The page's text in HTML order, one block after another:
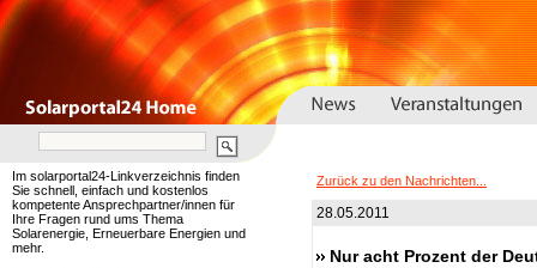
Im solarportal24-Linkverzeichnis finden
Sie schnell, einfach und kostenlos
kompetente Ansprechpartner/innen für
Ihre Fragen rund ums Thema
Solarenergie, Erneuerbare Energien und
mehr.
Zurück zu den Nachrichten...
28.05.2011
Nur acht Prozent der